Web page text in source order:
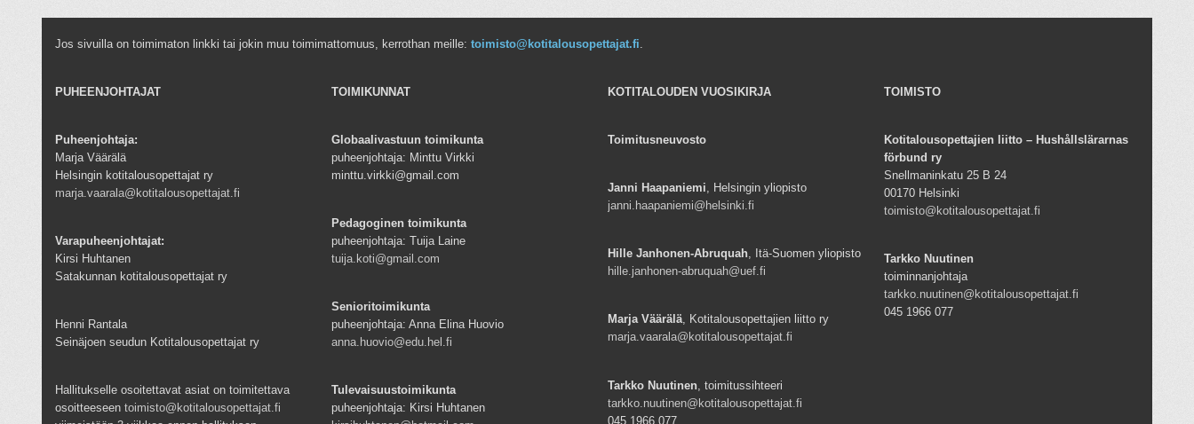
Jos sivuilla on toimimaton linkki tai jokin muu toimimattomuus, kerrothan meille: toimisto@kotitalousopettajat.fi
PUHEENJOHTAJAT
Puheenjohtaja:
Marja Väärälä
Helsingin kotitalousopettajat ry
marja.vaarala@kotitalousopettajat.fi
Varapuheenjohtajat:
Kirsi Huhtanen
Satakunnan kotitalousopettajat ry
Henni Rantala
Seinäjoen seudun Kotitalousopettajat ry
Hallitukselle osoitettavat asiat on toimitettava
osoitteeseentoimisto@kotitalousopettajat.fi
TOIMIKUNNAT
Globaalivastuun toimikunta
puheenjohtaja: Minttu Virkki
minttu.virkki@gmail.com
Pedagoginen toimikunta
puheenjohtaja: Tuija Laine
tuija.koti@gmail.com
Senioritoimikunta
puheenjohtaja: Anna Elina Huovio
anna.huovio@edu.hel.fi
Tulevaisuustoimikunta
puheenjohtaja: Kirsi Huhtanen
KOTITALOUDEN VUOSIKIRJA
Toimitusneuvosto
Janni Haapaniemi, Helsingin yliopisto
janni.haapaniemi@helsinki.fi
Hille Janhonen-Abruquah, Itä-Suomen yliopisto
hille.janhonen-abruquah@uef.fi
Marja Väärälä, Kotitalousopettajien liitto ry
marja.vaarala@kotitalousopettajat.fi
Tarkko Nuutinen , toimitussihteeri
tarkko.nuutinen@kotitalousopettajat.fi
045 1966 077
TOIMISTO
Kotitalousopettajien liitto – Hushållslärarnas
förbund ry
Snellmaninkatu 25 B 24
00170 Helsinki
toimisto@kotitalousopettajat.fi
Tarkko Nuutinen
toiminnanjohtaja
tarkko.nuutinen@kotitalousopettajat.fi
045 1966 077